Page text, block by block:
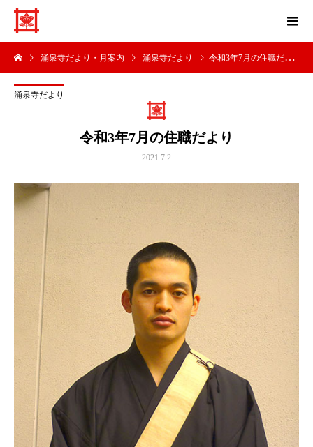
涌泉寺だより・月案内 涌泉寺だより 令和3年7月の住職だより
涌泉寺だより
令和3年7月の住職だより
2021.7.2